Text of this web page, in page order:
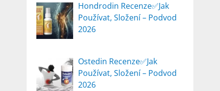
Hondrodin Recenze✅Jak
Používat, Složení – Podvod
2026
Ostedin Recenze✅Jak
Používat, Složení – Podvod
2026